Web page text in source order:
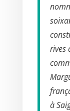
rives
à